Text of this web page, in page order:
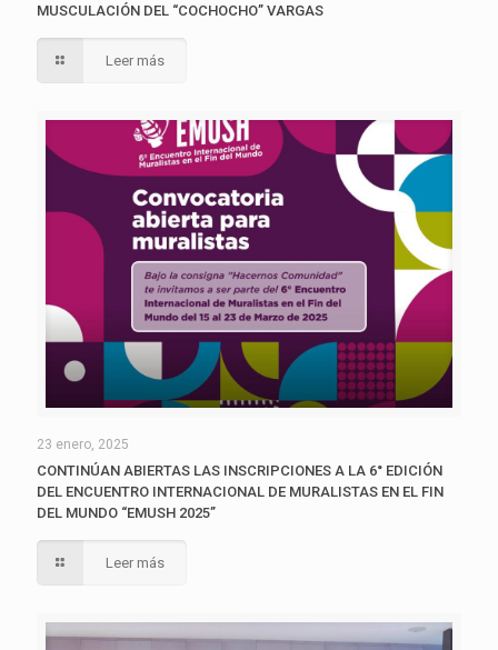
MUSCULACIÓN DEL “COCHOCHO” VARGAS
Leer más
23 enero, 2025
CONTINÚAN ABIERTAS LAS INSCRIPCIONES A LA 6° EDICIÓN
DEL ENCUENTRO INTERNACIONAL DE MURALISTAS EN EL FIN
DEL MUNDO “EMUSH 2025”
Leer más